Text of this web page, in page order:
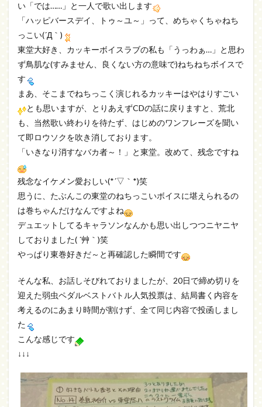
い「では……」と一人で歌い出します
「ハッピバースデイ、トゥ～ユ～」って、めちゃくちゃねち
っこい(´Д｀)
東堂大好き、カッキーボイスラブの私も「うっわぁ…」と思わ
ず鳥肌な(すみません、良くない方の意味で)ねちねちボイスで
す
まあ、そこまでねちっこく演じれるカッキーはやはりすごい
とも思いますが、とりあえずCDの話に戻りますと、荒北
も、当然歌い終わりを待たず、はじめのワンフレーズを聞い
て即ロウソクを吹き消しております。
「いきなり消すなバカ者～！」と東堂。改めて、残念ですね
残念なイケメン愛おしい(*´▽｀*)笑
思うに、たぶんこの東堂のねちっこいボイスに堪えられるの
は巻ちゃんだけなんですよね
デュエットしてるキャラソンなんかも思い出しつつニヤニヤ
しておりました( ´艸｀)笑
やっぱり東巻好きだ～と再確認した瞬間です
そんな私、お話しそびれておりましたが、20日で締め切りを
迎えた弱虫ペダルベストバトル人気投票は、結局書く内容を
考えるのにあまり時間が割けず、全て同じ内容で投函しまし
た
こんな感じです
↓↓↓